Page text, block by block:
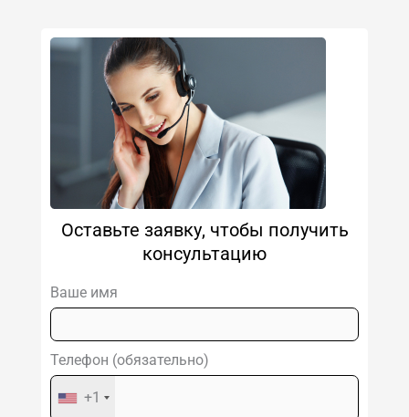
Оставьте заявку, чтобы получить
консультацию
Ваше имя
Телефон (обязательно)
+1